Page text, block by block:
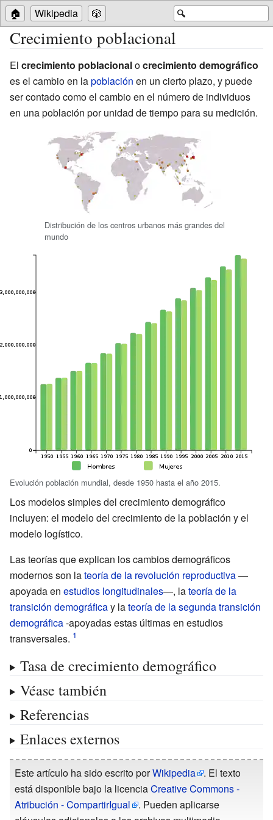
🔍
🏠 Wikipedia 🎲
Crecimiento poblacional
El crecimiento poblacionalocrecimiento demográfico
es el cambio en lapoblación en un cierto plazo, y puede
ser contado como el cambio en el número de individuos
en una población por unidad de tiempo para su medición.
Distribución de los centros urbanos más grandes del
mundo
Evolución población mundial, desde 1950 hasta el año 2015.
Los modelos simples del crecimiento demográfico
incluyen: el modelo del crecimiento de la población y el
modelo logístico.
Las teorías que explican los cambios demográficos
modernos son lateoría de la revolución reproductiva—
apoyada en estudios longitudinales—, lateoría de la
transición demográficay lateoría de la segunda transición
demográfica-apoyadas estas últimas en estudios
transversales.
Tasa de crecimiento demográfico
Véase también
Referencias
Enlaces externos
Este artículo ha sido escrito porWikipedia
. El texto
está disponible bajo la licenciaCreative Commons -
Atribución - CompartirIgual
. Pueden aplicarse